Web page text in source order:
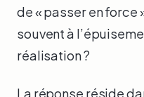
de « passer en
souvent à
réalisation ?
La réponse réside